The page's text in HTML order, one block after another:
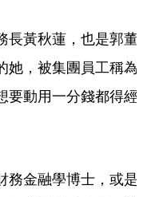
長黃秋蓮，也是郭董
她，被集團員工稱為
要動用一分錢都得經
務金融學博士，或是